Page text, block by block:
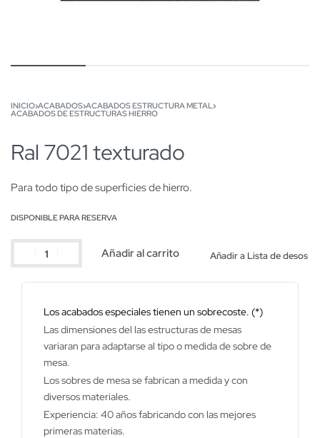
INICIO›ACABADOS›ACABADOS ESTRUCTURA METAL›
ACABADOS DE ESTRUCTURAS HIERRO
Ral 7021 texturado
Para todo tipo de superficies de hierro.
DISPONIBLE PARA RESERVA
Añadir al carrito Añadir a Lista de desos
Los acabados especiales tienen un sobrecoste. (*)
Las dimensiones del las estructuras de mesas
variaran para adaptarse al tipo o medida de sobre de
mesa.
Los sobres de mesa se fabrican a medida y con
diversos materiales.
Experiencia: 40 años fabricando con las mejores
primeras materias.